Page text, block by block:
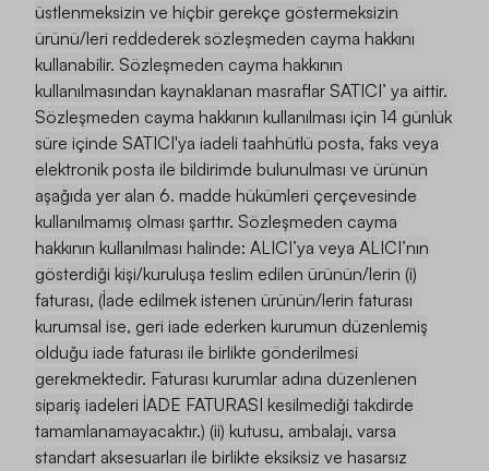
üstlenmeksizin ve hiçbir gerekçe göstermeksizin
ürünü/leri reddederek sözleşmeden cayma hakkını
kullanabilir. Sözleşmeden cayma hakkının
kullanılmasından kaynaklanan masraflar SATICI’ ya aittir.
Sözleşmeden cayma hakkının kullanılması için 14 günlük
süre içinde SATICI'ya iadeli taahhütlü posta, faks veya
elektronik posta ile bildirimde bulunulması ve ürünün
aşağıda yer alan 6. madde hükümleri çerçevesinde
kullanılmamış olması şarttır. Sözleşmeden cayma
hakkının kullanılması halinde: ALICI’ya veya ALICI’nın
gösterdiği kişi/kuruluşa teslim edilen ürünün/lerin (i)
faturası, (İade edilmek istenen ürünün/lerin faturası
kurumsal ise, geri iade ederken kurumun düzenlemiş
olduğu iade faturası ile birlikte gönderilmesi
gerekmektedir. Faturası kurumlar adına düzenlenen
sipariş iadeleri İADE FATURASI kesilmediği takdirde
tamamlanamayacaktır.) (ii) kutusu, ambalajı, varsa
standart aksesuarları ile birlikte eksiksiz ve hasarsız